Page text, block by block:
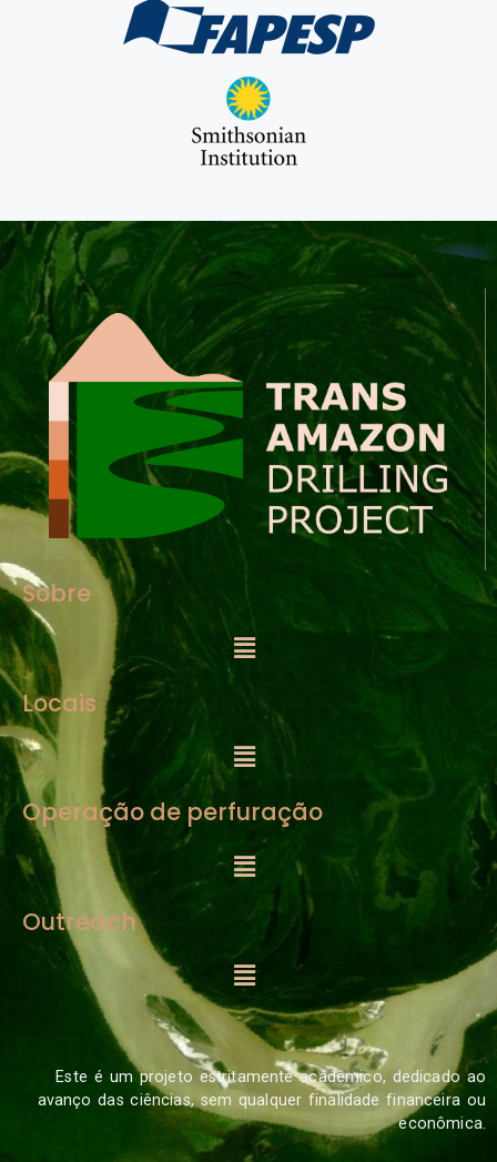
Sobre
Locais
Operação de perfuração
Outreach
Este é um projeto estritamente acadêmico, dedicado ao
avanço das ciências, sem qualquer finalidade financeira ou
econômica.